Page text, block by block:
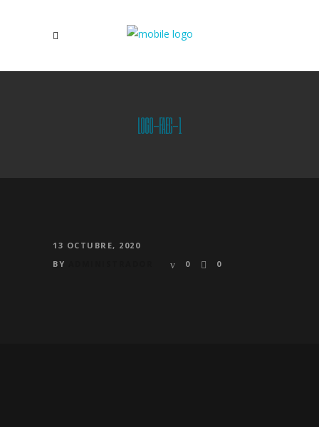
LOGO-FAEC-1
13 OCTUBRE, 2020
BY
0 0